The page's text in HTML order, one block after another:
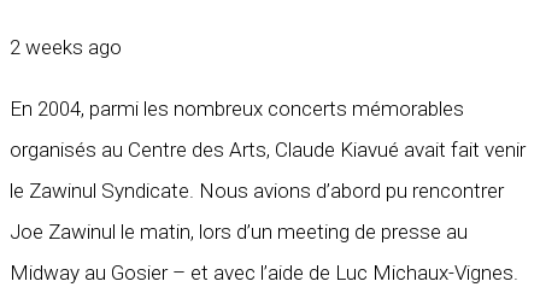
2 weeks ago
En 2004, parmi les nombreux concerts mémorables
organisés au Centre des Arts, Claude Kiavué avait fait venir
le Zawinul Syndicate. Nous avions d’abord pu rencontrer
Joe Zawinul le matin, lors d’un meeting de presse au
Midway au Gosier – et avec l’aide de Luc Michaux-Vignes.